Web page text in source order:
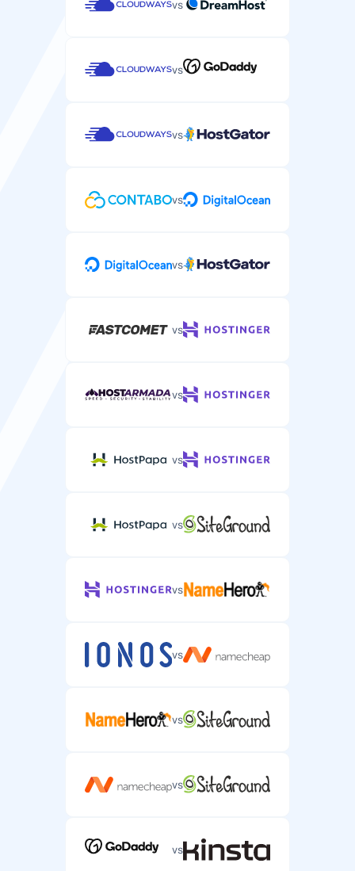
Reaalajas vestlustugi kiireloomuliste WordPressi
/
Telefonitugi keerukate WordPressi majutuse
vs
vs
vs
vs
vs
vs
vs
vs
vs
vs
vs
vs
vs
vs